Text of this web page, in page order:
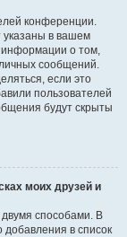
конференции.
указаны в вашем
информации о том,
сообщений.
если это
пользователей
будут скрыты
моих друзей и
способами. В
добавления в список